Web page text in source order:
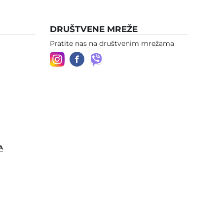
DRUŠTVENE MREŽE
Pratite nas na društvenim mrežama